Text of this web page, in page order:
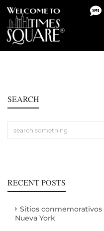
SEARCH
RECENT POSTS
Sitios
Nueva York